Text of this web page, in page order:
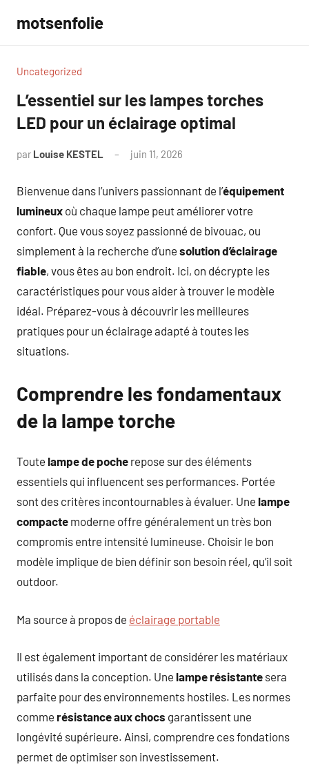
contenu
motsenfolie
Uncategorized
L’essentiel sur les lampes torches
LED pour un éclairage optimal
par Louise KESTEL juin 11, 2026
Bienvenue dans l’univers passionnant de l’équipement
lumineux où chaque lampe peut améliorer votre
confort. Que vous soyez passionné de bivouac, ou
simplement à la recherche d’une solution d’éclairage
fiable, vous êtes au bon endroit. Ici, on décrypte les
caractéristiques pour vous aider à trouver le modèle
idéal. Préparez-vous à découvrir les meilleures
pratiques pour un éclairage adapté à toutes les
situations.
Comprendre les fondamentaux
de la lampe torche
Toute lampe de poche repose sur des éléments
essentiels qui influencent ses performances. Portée
sont des critères incontournables à évaluer. Une lampe
compacte moderne offre généralement un très bon
compromis entre intensité lumineuse. Choisir le bon
modèle implique de bien définir son besoin réel, qu’il soit
outdoor.
Ma source à propos de éclairage portable
Il est également important de considérer les matériaux
utilisés dans la conception. Une lampe résistante sera
parfaite pour des environnements hostiles. Les normes
comme résistance aux chocs garantissent une
longévité supérieure. Ainsi, comprendre ces fondations
permet de optimiser son investissement.